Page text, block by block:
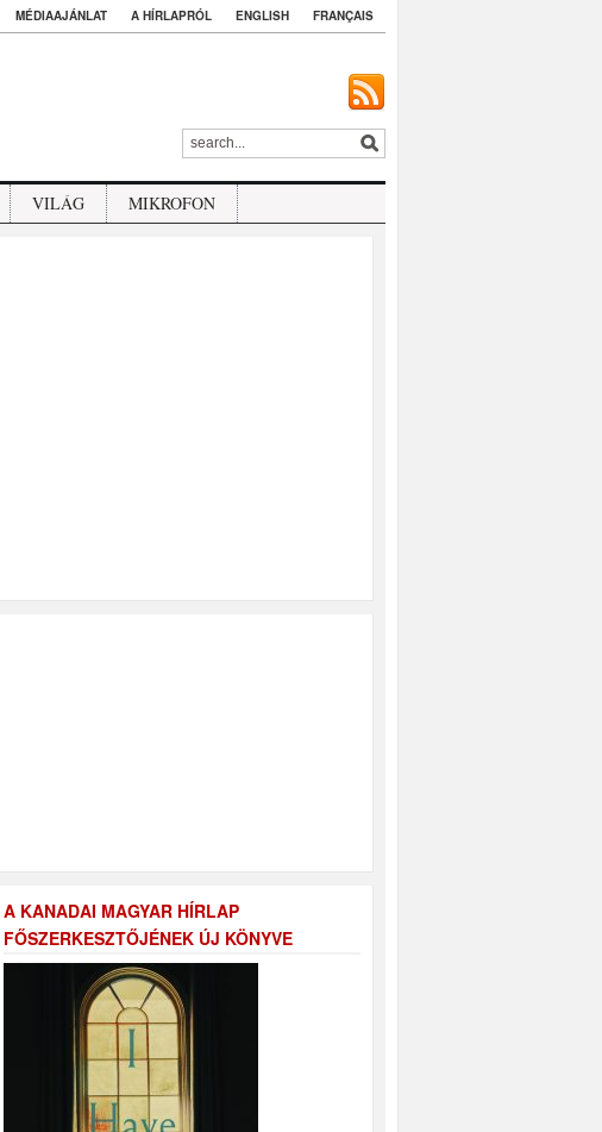
MÉDIAAJÁNLAT A HÍRLAPRÓL ENGLISH FRANÇAIS
VILÁG MIKROFON
A KANADAI MAGYAR HÍRLAP
FŐSZERKESZTŐJÉNEK ÚJ KÖNYVE